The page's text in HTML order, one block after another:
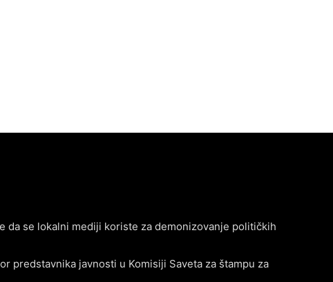
da se lokalni mediji koriste za demonizovanje političkih
predstavnika javnosti u Komisiji Saveta za štampu za